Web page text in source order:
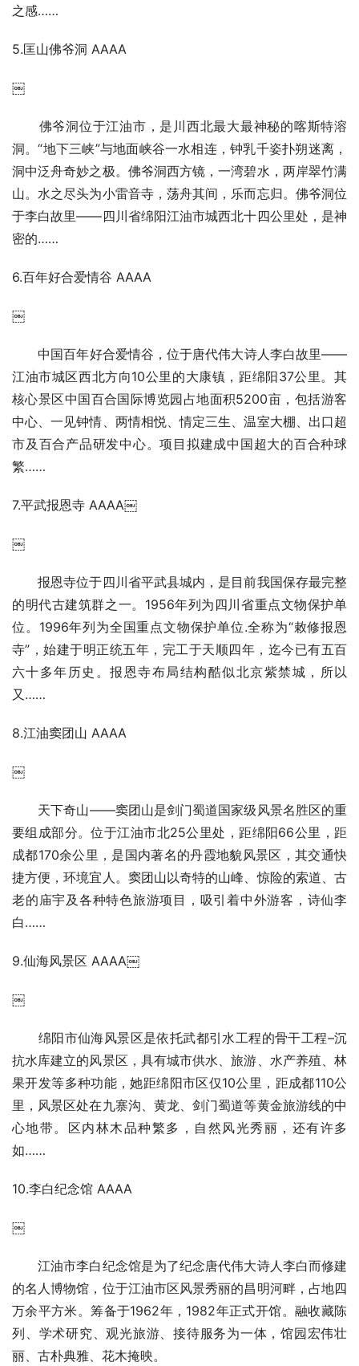
之感……
5.匡山佛爷洞 AAAA
￼
佛爷洞位于江油市，是川西北最大最神秘的喀斯特溶
洞。“地下三峡”与地面峡谷一水相连，钟乳千姿扑朔迷离，
洞中泛舟奇妙之极。佛爷洞西方镜，一湾碧水，两岸翠竹满
山。水之尽头为小雷音寺，荡舟其间，乐而忘归。佛爷洞位
于李白故里——四川省绵阳江油市城西北十四公里处，是神
密的……
6.百年好合爱情谷 AAAA
￼
中国百年好合爱情谷，位于唐代伟大诗人李白故里——
江油市城区西北方向10公里的大康镇，距绵阳37公里。其
核心景区中国百合国际博览园占地面积5200亩，包括游客
中心、一见钟情、两情相悦、情定三生、温室大棚、出口超
市及百合产品研发中心。项目拟建成中国超大的百合种球
繁……
7.平武报恩寺 AAAA￼
￼
报恩寺位于四川省平武县城内，是目前我国保存最完整
的明代古建筑群之一。1956年列为四川省重点文物保护单
位。1996年列为全国重点文物保护单位.全称为“敕修报恩
寺”，始建于明正统五年，完工于天顺四年，迄今已有五百
六十多年历史。报恩寺布局结构酷似北京紫禁城，所以
又……
8.江油窦团山 AAAA
￼
天下奇山――窦团山是剑门蜀道国家级风景名胜区的重
要组成部分。位于江油市北25公里处，距绵阳66公里，距
成都170余公里，是国内著名的丹霞地貌风景区，其交通快
捷方便，环境宜人。窦团山以奇特的山峰、惊险的索道、古
老的庙宇及各种特色旅游项目，吸引着中外游客，诗仙李
白……
9.仙海风景区 AAAA￼
￼
绵阳市仙海风景区是依托武都引水工程的骨干工程–沉
抗水库建立的风景区，具有城市供水、旅游、水产养殖、林
果开发等多种功能，她距绵阳市区仅10公里，距成都110公
里，风景区处在九寨沟、黄龙、剑门蜀道等黄金旅游线的中
心地带。区内林木品种繁多，自然风光秀丽，还有许多
如……
10.李白纪念馆 AAAA
￼
江油市李白纪念馆是为了纪念唐代伟大诗人李白而修建
的名人博物馆，位于江油市区风景秀丽的昌明河畔，占地四
万余平方米。筹备于1962年，1982年正式开馆。融收藏陈
列、学术研究、观光旅游、接待服务为一体，馆园宏伟壮
丽、古朴典雅、花木掩映。